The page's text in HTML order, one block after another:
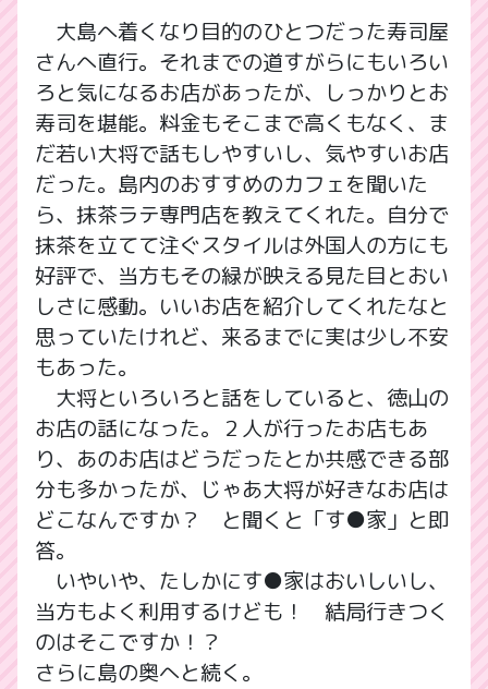
大島へ着くなり目的のひとつだった寿司屋
さんへ直行。それまでの道すがらにもいろい
ろと気になるお店があったが、しっかりとお
寿司を堪能。料金もそこまで高くもなく、ま
だ若い大将で話もしやすいし、気やすいお店
だった。島内のおすすめのカフェを聞いた
ら、抹茶ラテ専門店を教えてくれた。自分で
抹茶を立てて注ぐスタイルは外国人の方にも
好評で、当方もその緑が映える見た目とおい
しさに感動。いいお店を紹介してくれたなと
思っていたけれど、来るまでに実は少し不安
もあった。
大将といろいろと話をしていると、徳山の
お店の話になった。２人が行ったお店もあ
り、あのお店はどうだったとか共感できる部
分も多かったが、じゃあ大将が好きなお店は
どこなんですか？ と聞くと「す●家」と即
答。
いやいや、たしかにす●家はおいしいし、
当方もよく利用するけども！ 結局行きつく
のはそこですか！？
さらに島の奥へと続く。